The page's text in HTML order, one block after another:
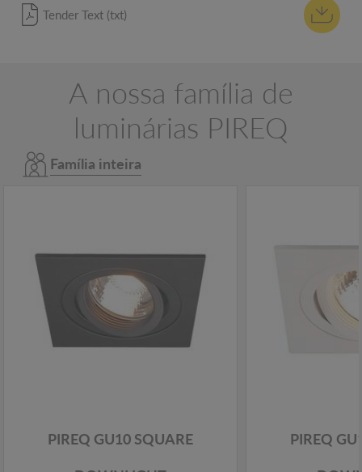
Tender Text (txt)
A nossa família de
luminárias PIREQ
Família inteira
PIREQ GU10 SQUARE PIREQ